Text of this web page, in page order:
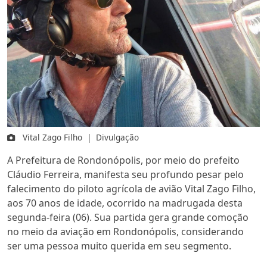
Vital Zago Filho | Divulgação
A Prefeitura de Rondonópolis, por meio do prefeito
Cláudio Ferreira, manifesta seu profundo pesar pelo
falecimento do piloto agrícola de avião Vital Zago Filho,
aos 70 anos de idade, ocorrido na madrugada desta
segunda-feira (06). Sua partida gera grande comoção
no meio da aviação em Rondonópolis, considerando
ser uma pessoa muito querida em seu segmento.